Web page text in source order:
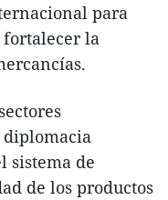
para
fortalecer la
sistema de
de los productos